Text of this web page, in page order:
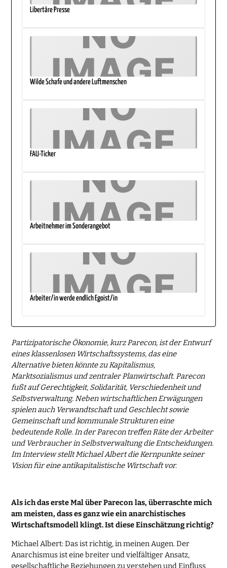
Libertäre Presse
Wilde Schafe und andere Luftmenschen
FAU-Ticker
Arbeitnehmer im Sonderangebot
Arbeiter/in werde endlich Egoist/in
Partizipatorische Ökonomie, kurz Parecon, ist der Entwurf
eines klassenlosen Wirtschaftssystems, das eine
Alternative bieten könnte zu Kapitalismus,
Marktsozialismus und zentraler Planwirtschaft. Parecon
fußt auf Gerechtigkeit, Solidarität, Verschiedenheit und
Selbstverwaltung. Neben wirtschaftlichen Erwägungen
spielen auch Verwandtschaft und Geschlecht sowie
Gemeinschaft und kommunale Strukturen eine
bedeutende Rolle. In der Parecon treffen Räte der Arbeiter
und Verbraucher in Selbstverwaltung die Entscheidungen.
Im Interview stellt Michael Albert die Kernpunkte seiner
Vision für eine antikapitalistische Wirtschaft vor.
Als ich das erste Mal über Parecon las, überraschte mich
am meisten, dass es ganz wie ein anarchistisches
Wirtschaftsmodell klingt. Ist diese Einschätzung richtig?
Michael Albert: Das ist richtig, in meinen Augen. Der
Anarchismus ist eine breiter und vielfältiger Ansatz,
gesellschaftliche Beziehungen zu verstehen und Einfluss